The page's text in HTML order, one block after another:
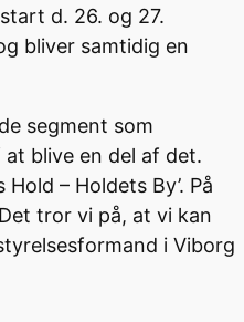
d. 26. og 27.
bliver samtidig en
segment som
blive en del af det.
– Holdets By’. På
tror vi på, at vi kan
i Viborg